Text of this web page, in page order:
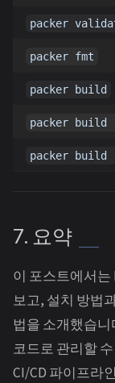
packer
packer fmt
packer build
packer build
packer
7. 요약
이 포스트에서는
보고, 설치 방법
법을 소개했습니
코드로 관리할
CI/CD 파이프라